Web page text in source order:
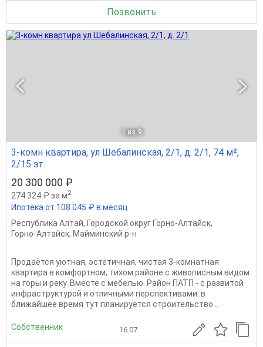
Позвонить
1 из 9
3-комн квартира, ул Шебалинская, 2/1, д. 2/1, 74 м²,
2/15 эт.
20 300 000 ₽
274 324 ₽ за м2
Ипотека от 108 045 ₽ в месяц
Республика Алтай, Городской округ Горно-Алтайск,
Горно-Алтайск, Майминский р-н
Продаётся уютная, эстетичная, чистая 3-комнатная
квартира в комфортном, тихом районе с живописным видом
на горы и реку. Вместе с мебелью. Район ПАТП - с развитой
инфраструктурой и отличными перспективами: в
ближайшее время тут планируется строительство...
Собственник 16.07